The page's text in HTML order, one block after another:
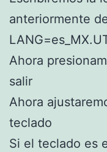
anteriormente
Ahora
salir
Ahora
teclado
Si el teclado es